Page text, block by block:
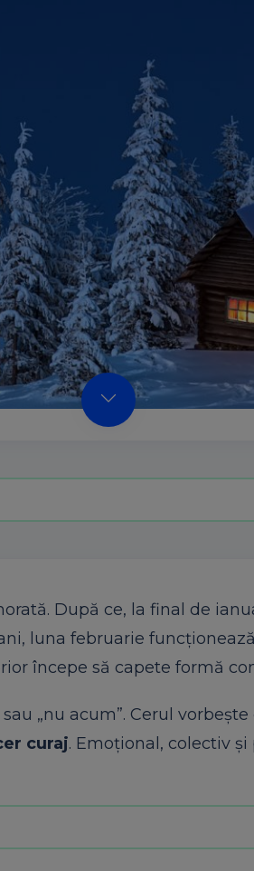
După ce, la final de
luna februarie
începe să capete formă
„nu acum”. Cerul
curaj. Emoțional, colectiv și